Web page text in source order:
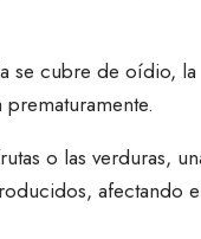
se cubre de oídio, la
o las verduras,
afectando